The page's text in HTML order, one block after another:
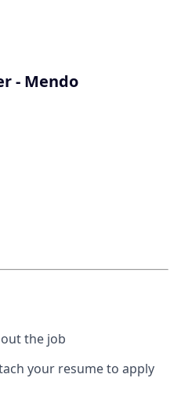
- Mendo
the job
your resume to apply